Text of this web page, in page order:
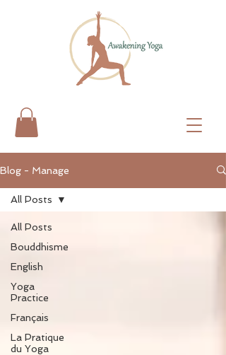
Blog - Manage
All Posts
Bouddhisme
English
Yoga
Practice
Français
La Pratique
du Yoga
All Posts